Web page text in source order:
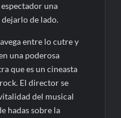
una
de lado.
entre lo cutre y
una poderosa
que es un cineasta
El director se
del musical
hadas sobre la